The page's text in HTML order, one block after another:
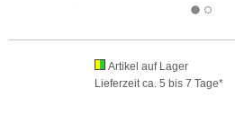
Artikel auf Lager
Lieferzeit ca. 5 bis 7 Tage*